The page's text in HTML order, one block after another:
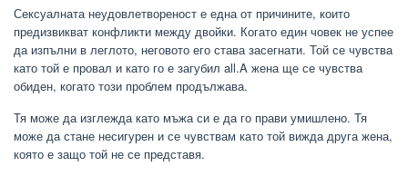
Сексуалната неудовлетвореност е една от причините, които
предизвикват конфликти между двойки. Когато един човек не успее
да изпълни в леглото, неговото его става засегнати. Той се чувства
като той е провал и като го е загубил all.A жена ще се чувства
обиден, когато този проблем продължава.
Тя може да изглежда като мъжа си е да го прави умишлено. Тя
може да стане несигурен и се чувствам като той вижда друга жена,
която е защо той не се представя.